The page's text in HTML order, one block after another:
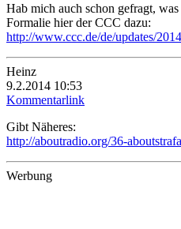
Hab mich auch schon gefragt,
Formalie hier der CCC dazu:
http://www.ccc.de/de/updates/
Heinz
9.2.2014 10:53
Kommentarlink
Gibt Näheres:
http://aboutradio.org/36-
Werbung